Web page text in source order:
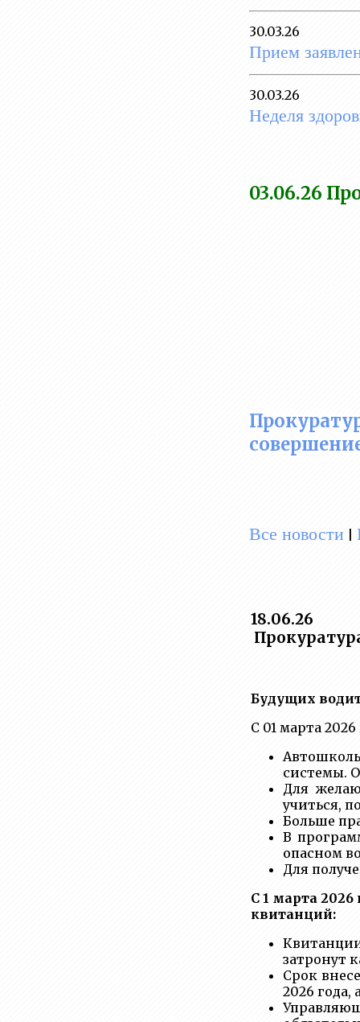
30.03.26
Прием
30.03.26
Неделя
03.06.26
Все новости
18.06.26
Будущих
С 01 марта
системы.
Для
учиться,
Больше
В
опасном
Для
С 1 марта
квитанций:
затронут
Срок
2026 года,